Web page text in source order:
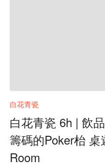
白花青瓷
白花青瓷 6h | 飲
籌碼的Poker枱
Room